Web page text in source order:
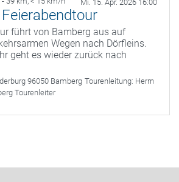
Mi. 15. Apr. 2026 16:00
führt von Bamberg aus auf
Wegen nach Dörfleins.
geht es wieder zurück nach
96050 Bamberg Tourenleitung: Herrn
Tourenleiter